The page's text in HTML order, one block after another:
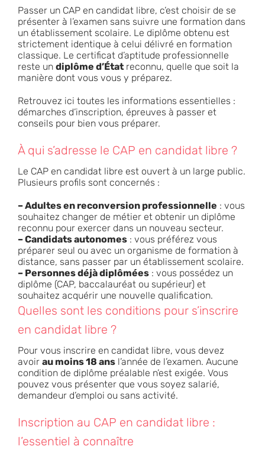
Passer un CAP en candidat libre, c’est choisir de se
présenter à l’examen sans suivre une formation dans
un établissement scolaire. Le diplôme obtenu est
strictement identique à celui délivré en formation
classique. Le certificat d’aptitude professionnelle
reste un diplôme d’État reconnu, quelle que soit la
manière dont vous vous y préparez.
Retrouvez ici toutes les informations essentielles :
démarches d’inscription, épreuves à passer et
conseils pour bien vous préparer.
À qui s’adresse le CAP en candidat libre ?
Le CAP en candidat libre est ouvert à un large public.
Plusieurs profils sont concernés :
– Adultes en reconversion professionnelle : vous
souhaitez changer de métier et obtenir un diplôme
reconnu pour exercer dans un nouveau secteur.
– Candidats autonomes : vous préférez vous
préparer seul ou avec un organisme de formation à
distance, sans passer par un établissement scolaire.
– Personnes déjà diplômées : vous possédez un
diplôme (CAP, baccalauréat ou supérieur) et
souhaitez acquérir une nouvelle qualification.
Quelles sont les conditions pour s’inscrire
en candidat libre ?
Pour vous inscrire en candidat libre, vous devez
avoir au moins 18 ans l’année de l’examen. Aucune
condition de diplôme préalable n’est exigée. Vous
pouvez vous présenter que vous soyez salarié,
demandeur d’emploi ou sans activité.
Inscription au CAP en candidat libre :
l’essentiel à connaître